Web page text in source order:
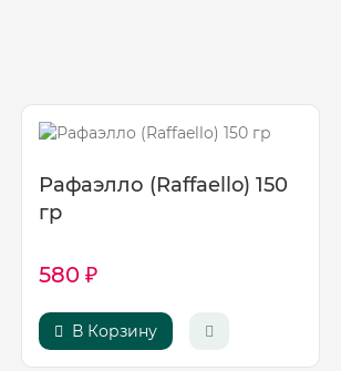
Рафаэлло (Raffaello) 150
гр
580 ₽
В Корзину